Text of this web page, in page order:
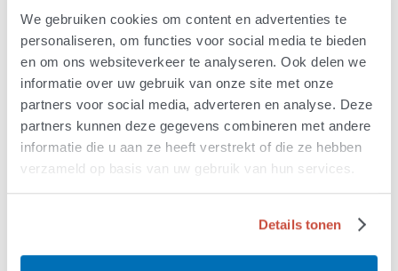
We gebruiken cookies om content en advertenties te
personaliseren, om functies voor social media te bieden
en om ons websiteverkeer te analyseren. Ook delen we
informatie over uw gebruik van onze site met onze
partners voor social media, adverteren en analyse. Deze
partners kunnen deze gegevens combineren met andere
informatie die u aan ze heeft verstrekt of die ze hebben
verzameld op basis van uw gebruik van hun services.
Details tonen
het ALS Centrum een extra verklaring (machtiging
aanvraag-uitgebreid) in te dienen bij de verzekeraar.
Deze kan niet bij de Transvaal apotheek ingediend
worden.
Interacties Dextromethorfan/kinidine
Van interacties is bekend dat de kinidine interacties